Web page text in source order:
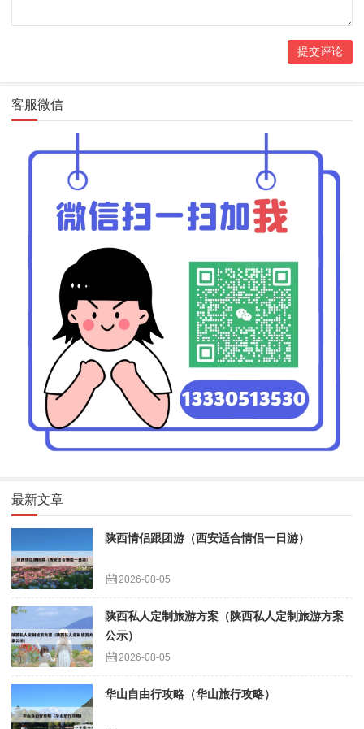
客服微信
最新文章
陕西情侣跟团游（西安适合情侣一日游）
2026-08-05
陕西私人定制旅游方案（陕西私人定制旅游方案
公示）
2026-08-05
华山自由行攻略（华山旅行攻略）